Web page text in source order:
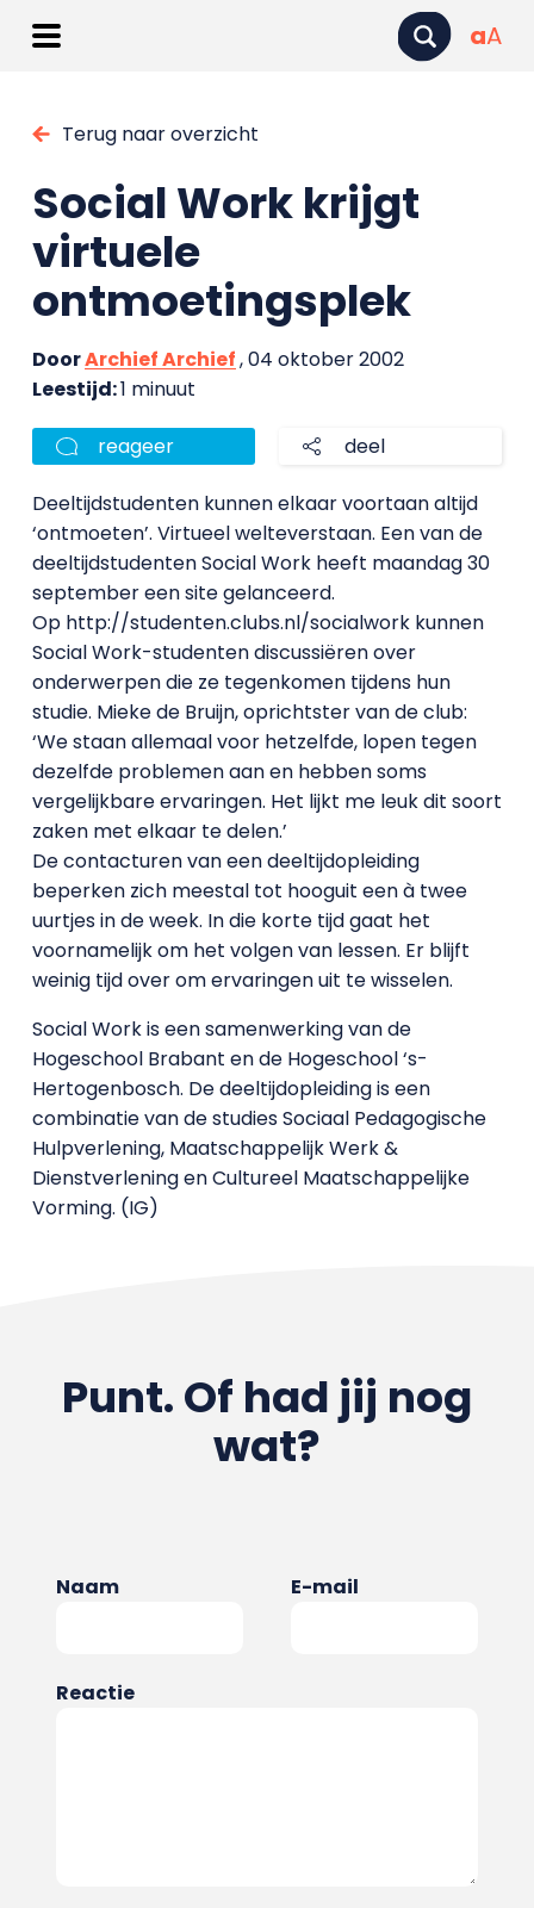
aA
Terug naar overzicht
Social Work krijgt
virtuele
ontmoetingsplek
DoorArchief Archief, 04 oktober 2002
Leestijd:1 minuut
reageer deel
Deeltijdstudenten kunnen elkaar voortaan altijd
‘ontmoeten’. Virtueel welteverstaan. Een van de
deeltijdstudenten Social Work heeft maandag 30
september een site gelanceerd.
Op http://studenten.clubs.nl/socialwork kunnen
Social Work-studenten discussiëren over
onderwerpen die ze tegenkomen tijdens hun
studie. Mieke de Bruijn, oprichtster van de club:
‘We staan allemaal voor hetzelfde, lopen tegen
dezelfde problemen aan en hebben soms
vergelijkbare ervaringen. Het lijkt me leuk dit soort
zaken met elkaar te delen.’
De contacturen van een deeltijdopleiding
beperken zich meestal tot hooguit een à twee
uurtjes in de week. In die korte tijd gaat het
voornamelijk om het volgen van lessen. Er blijft
weinig tijd over om ervaringen uit te wisselen.
Social Work is een samenwerking van de
Hogeschool Brabant en de Hogeschool ‘s-
Hertogenbosch. De deeltijdopleiding is een
combinatie van de studies Sociaal Pedagogische
Hulpverlening, Maatschappelijk Werk &
Dienstverlening en Cultureel Maatschappelijke
Vorming. (IG)
Punt. Of had jij nog
wat?
Naam E-mail
Reactie